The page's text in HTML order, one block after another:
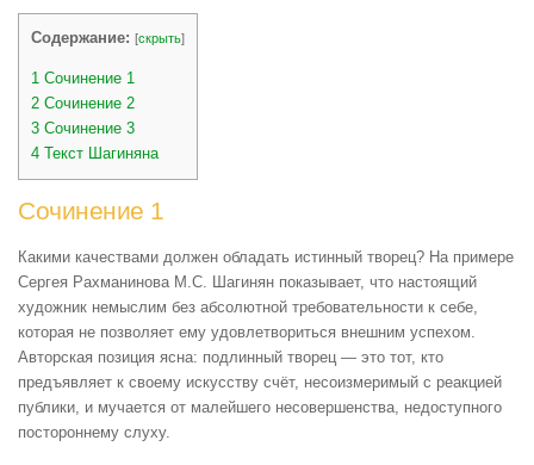
Содержание: [скрыть]
1 Сочинение 1
2 Сочинение 2
3 Сочинение 3
4 Текст Шагиняна
Сочинение 1
Какими качествами должен обладать истинный творец? На примере
Сергея Рахманинова М.С. Шагинян показывает, что настоящий
художник немыслим без абсолютной требовательности к себе,
которая не позволяет ему удовлетвориться внешним успехом.
Авторская позиция ясна: подлинный творец — это тот, кто
предъявляет к своему искусству счёт, несоизмеримый с реакцией
публики, и мучается от малейшего несовершенства, недоступного
постороннему слуху.